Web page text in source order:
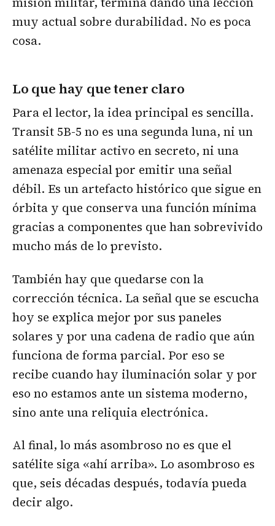
muy actual sobre durabilidad. No es poca
cosa.
Lo que hay que tener claro
Para el lector, la idea principal es sencilla.
Transit 5B-5 no es una segunda luna, ni un
satélite militar activo en secreto, ni una
amenaza especial por emitir una señal
débil. Es un artefacto histórico que sigue en
órbita y que conserva una función mínima
gracias a componentes que han sobrevivido
mucho más de lo previsto.
También hay que quedarse con la
corrección técnica. La señal que se escucha
hoy se explica mejor por sus paneles
solares y por una cadena de radio que aún
funciona de forma parcial. Por eso se
recibe cuando hay iluminación solar y por
eso no estamos ante un sistema moderno,
sino ante una reliquia electrónica.
Al final, lo más asombroso no es que el
satélite siga «ahí arriba». Lo asombroso es
que, seis décadas después, todavía pueda
decir algo.